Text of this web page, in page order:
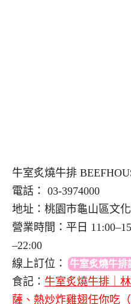
牛室炙燒牛排
電話： 03-3974000
地址：桃園市龜山區文
營業時間：平日
–22:00
線上訂位 ： 牛室炙燒牛排
食記： 牛室炙燒牛排｜
薩、熱炒炸雞翅任你吃（